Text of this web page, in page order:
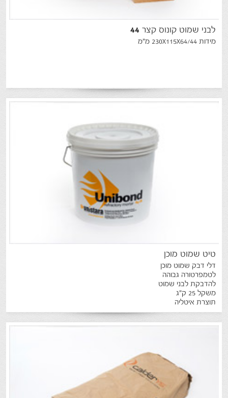
לבני שמוט קונוס קצר
מידות 230X115X64/44 מ"מ
טיט שמוט מוכן
דלי דבק שמוט מוכן
לטמפרטורה גבוהה
להדבקת לבני שמוט
משקל 25 ק"ג
תוצרת איטליה